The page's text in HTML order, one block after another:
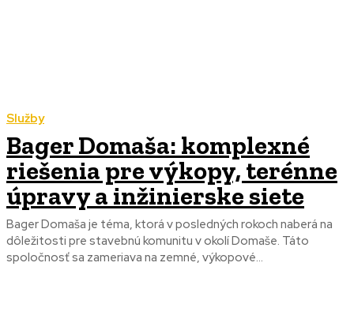
Služby
Bager Domaša: komplexné
riešenia pre výkopy, terénne
úpravy a inžinierske siete
Bager Domaša je téma, ktorá v posledných rokoch naberá na
dôležitosti pre stavebnú komunitu v okolí Domaše. Táto
spoločnosť sa zameriava na zemné, výkopové...